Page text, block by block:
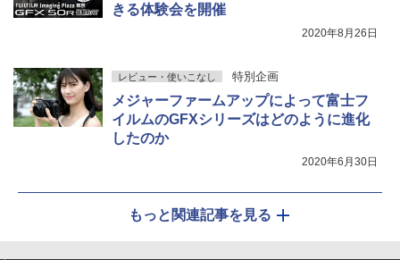
きる体験会を開催
2020年8月26日
レビュー・使いこなし 特別企画
メジャーファームアップによって富士フ
イルムのGFXシリーズはどのように進化
したのか
2020年6月30日
もっと関連記事を見る